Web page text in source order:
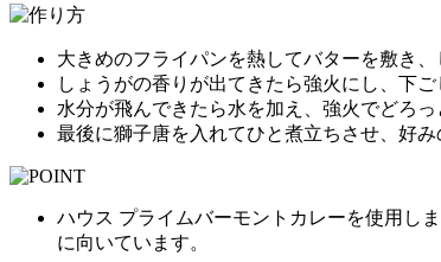
大きめのフライパンを熱してバターを敷き
しょうがの香りが出てきたら強火にし、下
水分が飛んできたら水を加え、強火でどろ
最後に獅子唐を入れてひと煮立ちさせ、好み
ハウス プライムバーモントカレーを使用し
に向いています。